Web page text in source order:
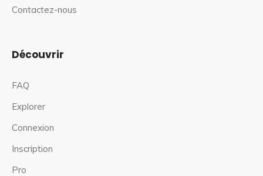
Contactez-nous
Découvrir
FAQ
Explorer
Connexion
Inscription
Pro